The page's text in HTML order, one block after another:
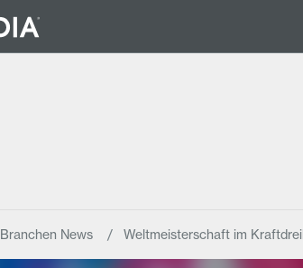
Branchen News Weltmeisterschaft im